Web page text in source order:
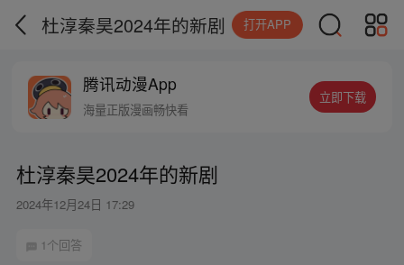
杜淳秦昊2024年的新剧 打开APP
腾讯动漫App
海量正版漫画畅快看
立即下载
杜淳秦昊2024年的新剧
2024年12月24日 17:29
1个回答